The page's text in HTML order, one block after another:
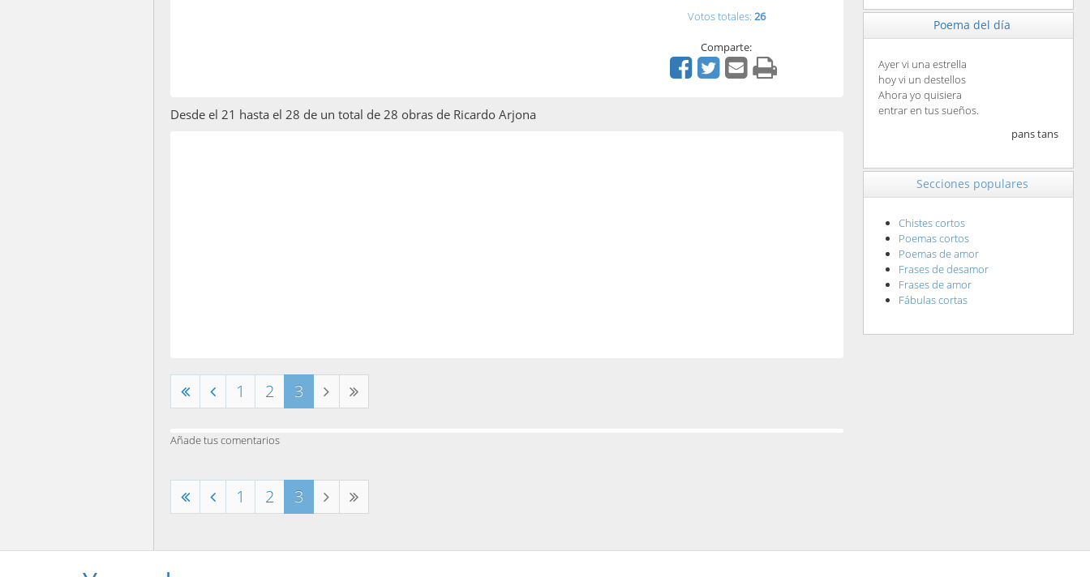
Votos totales: 26
Comparte:
Desde el 21 hasta el 28 de un total de 28 obras de Ricardo Arjona
1 2 3
Añade tus comentarios
1 2 3
Poema del día
Ayer vi una estrella
hoy vi un destellos
Ahora yo quisiera
entrar en tus sueños.
pans tans
Secciones populares
Chistes cortos
Poemas cortos
Poemas de amor
Frases de desamor
Frases de amor
Fábulas cortas